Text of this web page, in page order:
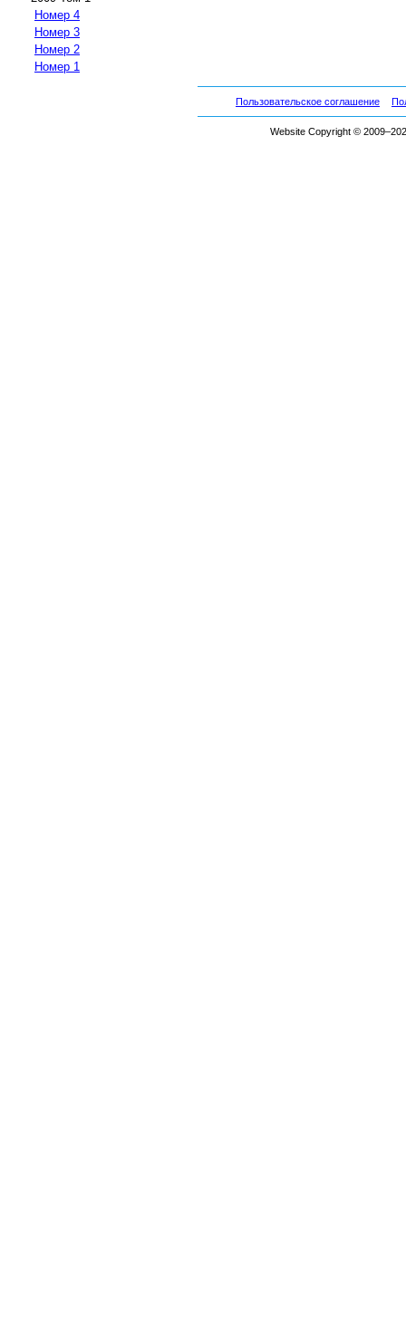
Номер 4
Номер 3
Номер 2
Номер 1
Пользовательское соглашение
Website Copyright ©